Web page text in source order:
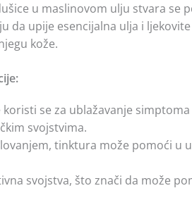
u maslinovom ulju stvara se
da upije esencijalna ulja i
kože.
se za ublažavanje
svojstvima.
tinktura može pomoći u
svojstva, što znači da može